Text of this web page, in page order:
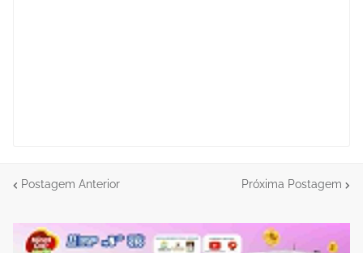
Postagem Anterior Próxima Postagem